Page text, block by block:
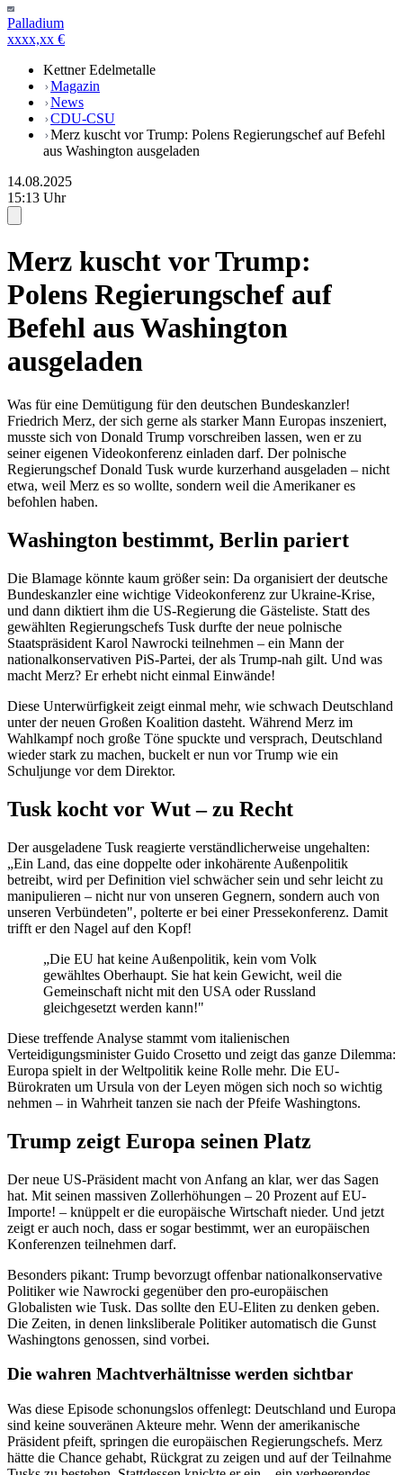
Palladium
xxxx,xx €
Kettner Edelmetalle
Magazin
News
CDU-CSU
Merz kuscht vor Trump: Polens Regierungschef auf Befehl
aus Washington ausgeladen
14.08.2025
15:13 Uhr
Merz kuscht vor Trump:
Polens Regierungschef auf
Befehl aus Washington
ausgeladen
Was für eine Demütigung für den deutschen Bundeskanzler!
Friedrich Merz, der sich gerne als starker Mann Europas inszeniert,
musste sich von Donald Trump vorschreiben lassen, wen er zu
seiner eigenen Videokonferenz einladen darf. Der polnische
Regierungschef Donald Tusk wurde kurzerhand ausgeladen – nicht
etwa, weil Merz es so wollte, sondern weil die Amerikaner es
befohlen haben.
Washington bestimmt, Berlin pariert
Die Blamage könnte kaum größer sein: Da organisiert der deutsche
Bundeskanzler eine wichtige Videokonferenz zur Ukraine-Krise,
und dann diktiert ihm die US-Regierung die Gästeliste. Statt des
gewählten Regierungschefs Tusk durfte der neue polnische
Staatspräsident Karol Nawrocki teilnehmen – ein Mann der
nationalkonservativen PiS-Partei, der als Trump-nah gilt. Und was
macht Merz? Er erhebt nicht einmal Einwände!
Diese Unterwürfigkeit zeigt einmal mehr, wie schwach Deutschland
unter der neuen Großen Koalition dasteht. Während Merz im
Wahlkampf noch große Töne spuckte und versprach, Deutschland
wieder stark zu machen, buckelt er nun vor Trump wie ein
Schuljunge vor dem Direktor.
Tusk kocht vor Wut – zu Recht
Der ausgeladene Tusk reagierte verständlicherweise ungehalten:
„Ein Land, das eine doppelte oder inkohärente Außenpolitik
betreibt, wird per Definition viel schwächer sein und sehr leicht zu
manipulieren – nicht nur von unseren Gegnern, sondern auch von
unseren Verbündeten", polterte er bei einer Pressekonferenz. Damit
trifft er den Nagel auf den Kopf!
„Die EU hat keine Außenpolitik, kein vom Volk
gewähltes Oberhaupt. Sie hat kein Gewicht, weil die
Gemeinschaft nicht mit den USA oder Russland
gleichgesetzt werden kann!"
Diese treffende Analyse stammt vom italienischen
Verteidigungsminister Guido Crosetto und zeigt das ganze Dilemma:
Europa spielt in der Weltpolitik keine Rolle mehr. Die EU-
Bürokraten um Ursula von der Leyen mögen sich noch so wichtig
nehmen – in Wahrheit tanzen sie nach der Pfeife Washingtons.
Trump zeigt Europa seinen Platz
Der neue US-Präsident macht von Anfang an klar, wer das Sagen
hat. Mit seinen massiven Zollerhöhungen – 20 Prozent auf EU-
Importe! – knüppelt er die europäische Wirtschaft nieder. Und jetzt
zeigt er auch noch, dass er sogar bestimmt, wer an europäischen
Konferenzen teilnehmen darf.
Besonders pikant: Trump bevorzugt offenbar nationalkonservative
Politiker wie Nawrocki gegenüber den pro-europäischen
Globalisten wie Tusk. Das sollte den EU-Eliten zu denken geben.
Die Zeiten, in denen linksliberale Politiker automatisch die Gunst
Washingtons genossen, sind vorbei.
Die wahren Machtverhältnisse werden sichtbar
Was diese Episode schonungslos offenlegt: Deutschland und Europa
sind keine souveränen Akteure mehr. Wenn der amerikanische
Präsident pfeift, springen die europäischen Regierungschefs. Merz
hätte die Chance gehabt, Rückgrat zu zeigen und auf der Teilnahme